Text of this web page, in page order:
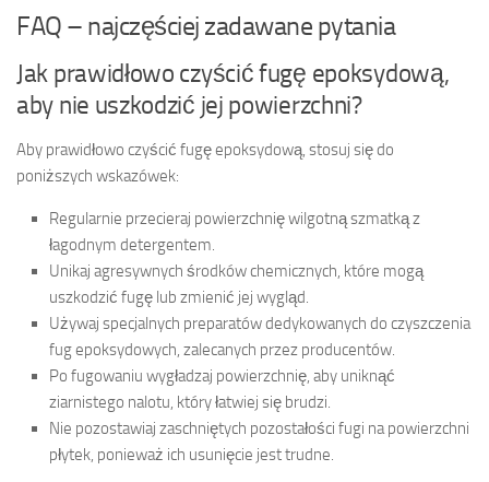
FAQ – najczęściej zadawane pytania
Jak prawidłowo czyścić fugę epoksydową,
aby nie uszkodzić jej powierzchni?
Aby prawidłowo czyścić fugę epoksydową, stosuj się do
poniższych wskazówek:
Regularnie przecieraj powierzchnię wilgotną szmatką z
łagodnym detergentem.
Unikaj agresywnych środków chemicznych, które mogą
uszkodzić fugę lub zmienić jej wygląd.
Używaj specjalnych preparatów dedykowanych do czyszczenia
fug epoksydowych, zalecanych przez producentów.
Po fugowaniu wygładzaj powierzchnię, aby uniknąć
ziarnistego nalotu, który łatwiej się brudzi.
Nie pozostawiaj zaschniętych pozostałości fugi na powierzchni
płytek, ponieważ ich usunięcie jest trudne.